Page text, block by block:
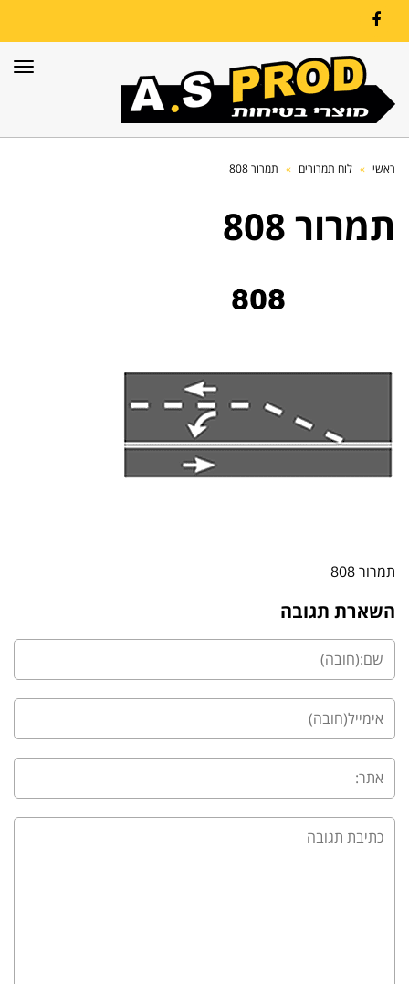
Facebook
ראשי » לוח תמרורים » תמרור 808
תמרור 808
תמרור 808
השארת תגובה